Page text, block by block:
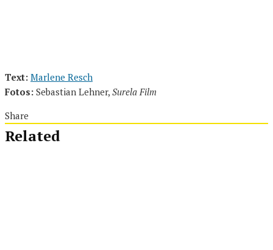
Text: Marlene Resch
Fotos: Sebastian Lehner, Surela Film
Share
Related